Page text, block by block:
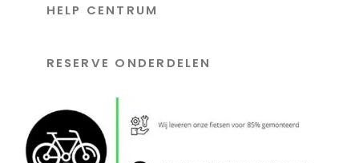
HELP CENTRUM
RESERVE ONDERDELEN